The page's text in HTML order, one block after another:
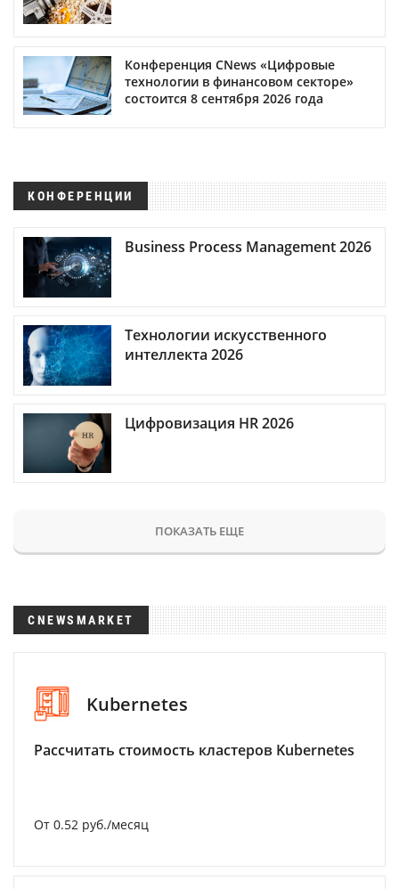
Конференция CNews «Цифровые
технологии в финансовом секторе»
состоится 8 сентября 2026 года
КОНФЕРЕНЦИИ
Business Process Management 2026
Технологии искусственного
интеллекта 2026
Цифровизация HR 2026
ПОКАЗАТЬ ЕЩЕ
CNEWSMARKET
Kubernetes
Рассчитать стоимость кластеров Kubernetes
От 0.52 руб./месяц